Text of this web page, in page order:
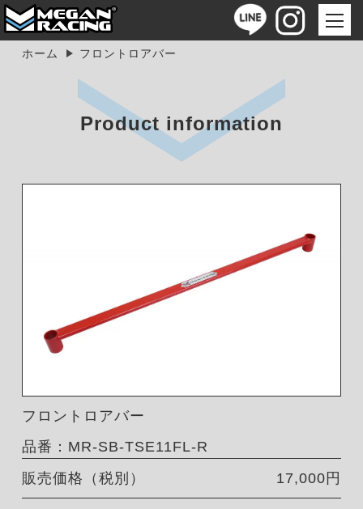
ホーム フロントロアバー
Product information
フロントロアバー
品番：MR-SB-TSE11FL-R
販売価格（税別）
17,000円